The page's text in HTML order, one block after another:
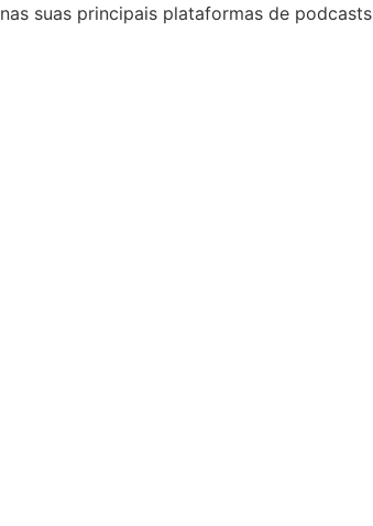
nas suas principais plataformas de podcasts